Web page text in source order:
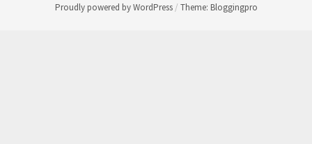
Proudly powered by WordPress / Theme: Bloggingpro